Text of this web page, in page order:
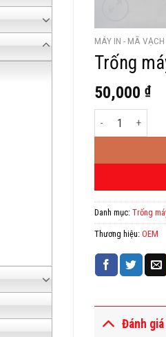
MÁY IN - MÃ VẠCH
Trống
50,000 ₫
Trống máy in
Danh mục: Trống
Thương hiệu: OEM
Đánh